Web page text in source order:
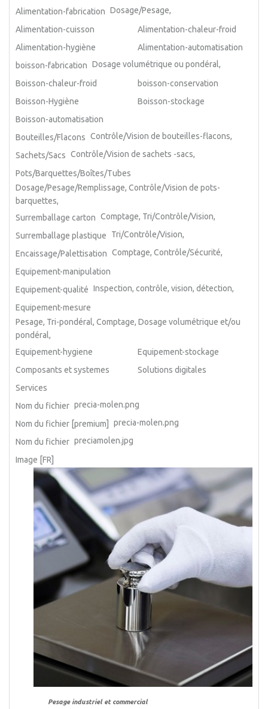
Alimentation-fabrication Dosage/Pesage,
Alimentation-cuisson
Alimentation-chaleur-froid
Alimentation-hygiène
Alimentation-automatisation
boisson-fabrication Dosage volumétrique ou pondéral,
Boisson-chaleur-froid
boisson-conservation
Boisson-Hygiène
Boisson-stockage
Boisson-automatisation
Bouteilles/Flacons Contrôle/Vision de bouteilles-flacons,
Sachets/Sacs Contrôle/Vision de sachets -sacs,
Pots/Barquettes/Boîtes/Tubes
Dosage/Pesage/Remplissage, Contrôle/Vision de pots-
barquettes,
Surremballage carton Comptage, Tri/Contrôle/Vision,
Surremballage plastique
Tri/Contrôle/Vision,
Encaissage/Palettisation Comptage, Contrôle/Sécurité,
Equipement-manipulation
Equipement-qualité Inspection, contrôle, vision, détection,
Equipement-mesure
Pesage, Tri-pondéral, Comptage, Dosage volumétrique et/ou
pondéral,
Equipement-hygiene
Equipement-stockage
Composants et systemes
Solutions digitales
Services
Nom du fichier precia-molen.png
Nom du fichier [premium]
precia-molen.png
Nom du fichier preciamolen.jpg
Image [FR]
Pesage industriel et commercial